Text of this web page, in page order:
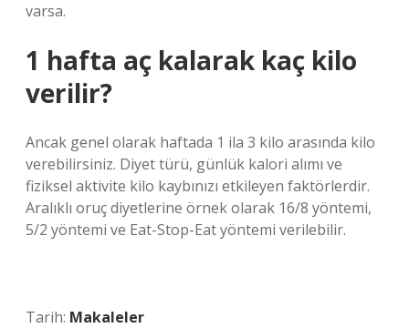
varsa.
1 hafta aç kalarak kaç kilo
verilir?
Ancak genel olarak haftada 1 ila 3 kilo arasında kilo
verebilirsiniz. Diyet türü, günlük kalori alımı ve
fiziksel aktivite kilo kaybınızı etkileyen faktörlerdir.
Aralıklı oruç diyetlerine örnek olarak 16/8 yöntemi,
5/2 yöntemi ve Eat-Stop-Eat yöntemi verilebilir.
Tarih: Makaleler